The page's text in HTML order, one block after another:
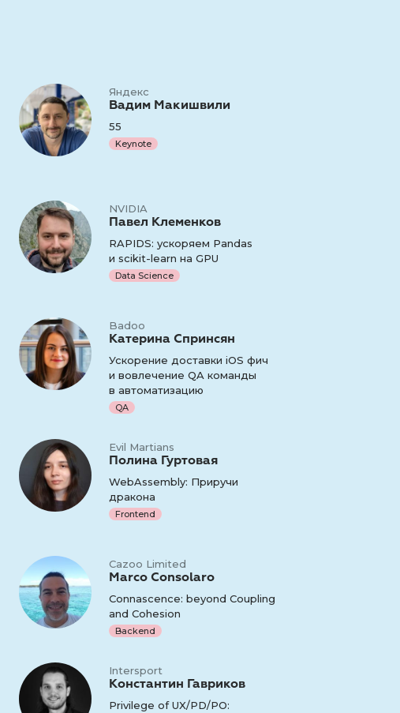
Яндекс
Вадим Макишвили
55
Keynote
NVIDIA
Павел Клеменков
RAPIDS: ускоряем Pandas
и scikit-learn на GPU
Data Science
Badoo
Катерина Спринсян
Ускорение доставки iOS фич
и вовлечение QA команды
в автоматизацию
QA
Evil Martians
Полина Гуртовая
WebAssembly: Приручи
дракона
Frontend
Cazoo Limited
Marco Consolaro
Connascence: beyond Coupling
and Cohesion
Backend
Intersport
Константин Гавриков
Privilege of UX/PD/PO: